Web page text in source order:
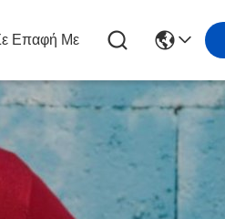
Επαφή Με